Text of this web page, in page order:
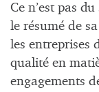
Ce n’est pas
le résumé de
les entreprises
qualité en
engagements